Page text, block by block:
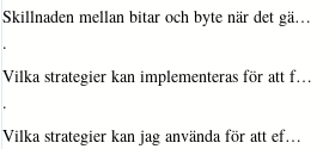
Skillnaden mellan bitar och byte när det gä…
·
Vilka strategier kan implementeras för att f…
·
Vilka strategier kan jag använda för att ef…